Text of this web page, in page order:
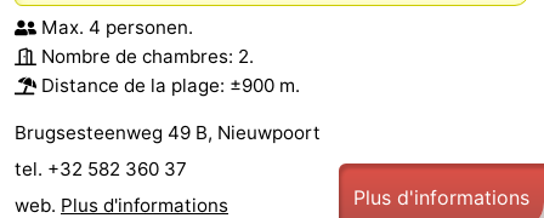
Max. 4 personen.
Nombre de chambres: 2.
Distance de la plage: ±900 m.
Brugsesteenweg 49 B, Nieuwpoort
tel. +32 582 360 37
web. Plus d'informations Plus d'informations